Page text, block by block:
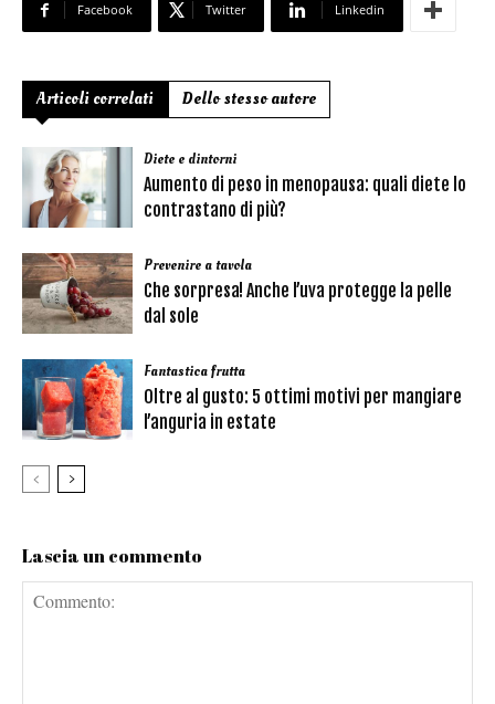
Facebook Twitter Linkedin
Articoli correlati Dello stesso autore
Diete e dintorni
Aumento di peso in menopausa: quali diete lo
contrastano di più?
Prevenire a tavola
Che sorpresa! Anche l’uva protegge la pelle
dal sole
Fantastica frutta
Oltre al gusto: 5 ottimi motivi per mangiare
l’anguria in estate
Lascia un commento